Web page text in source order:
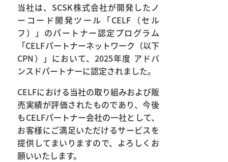
当社は、SCSK株式会社が開発したノ
ーコード開発ツール「CELF（セル
フ）」のパートナー認定プログラム
「CELFパートナーネットワーク（以下
CPN）」において、2025年度 アドバ
ンスドパートナーに認定されました。
CELFにおける当社の取り組みおよび販
売実績が評価されたものであり、今後
もCELFパートナー会社の一社として、
お客様にご満足いただけるサービスを
提供してまいりますので、よろしくお
願いいたします。